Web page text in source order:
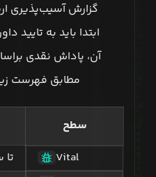
گزارش آسیب‌پذیری
ابتدا باید به تایید
آن، پاداش نقدی
مطابق فهرست
سطح
Vital
تا سقف